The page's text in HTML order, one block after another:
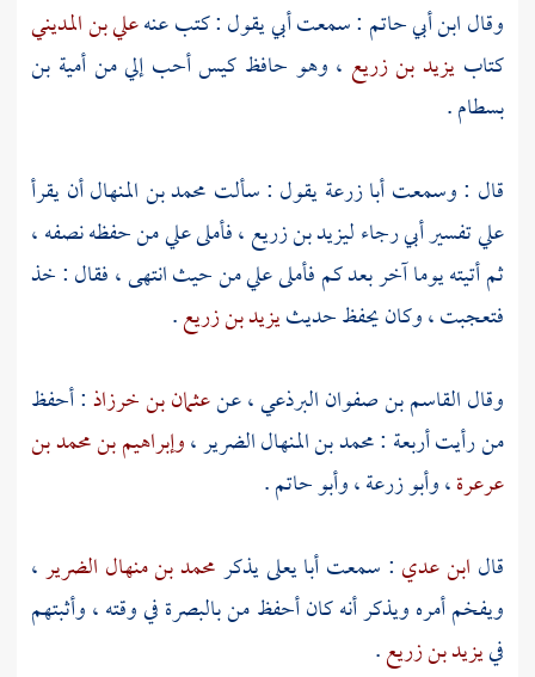
وقالابن أبي حاتم : سمعت أبي يقول : كتب عنهعلي بن المديني
كتاب يزيد بن زريع ، وهو حافظ كيس أحب إلي منأمية بن
بسطام.
قال : وسمعتأبا زرعةيقول : سألت محمد بن المنهالأن يقرأ
علي تفسيرأبي رجاءليزيد بن زريع، فأملى علي من حفظه نصفه ،
ثم أتيته يوما آخر بعد كم فأملى علي من حيث انتهى ، فقال : خذ
فتعجبت ، وكان يحفظ حديثيزيد بن زريع.
وقالالقاسم بن صفوان البرذعي، عنعثمان بن خرزاذ: أحفظ
من رأيت أربعة :محمد بن المنهال الضرير،وإبراهيم بن محمد بن
عرعرة،وأبو زرعة،وأبو حاتم.
قال ابن عدي : سمعتأبا يعلىيذكرمحمد بن منهال الضرير،
ويفخم أمره ويذكر أنه كان أحفظ منبالبصرةفي وقته ، وأثبتهم
فييزيد بن زريع.